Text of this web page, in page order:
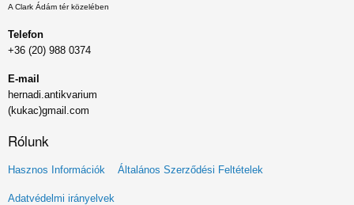
A Clark Ádám tér közelében
Telefon
+36 (20) 988 0374
E-mail
hernadi.antikvarium
(kukac)gmail.com
Rólunk
Lábléc
menü
Hasznos Információk Általános Szerződési Feltételek
Adatvédelmi irányelvek